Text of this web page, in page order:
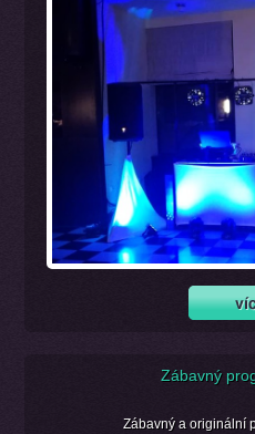
Zábavný
Zábavný a originální